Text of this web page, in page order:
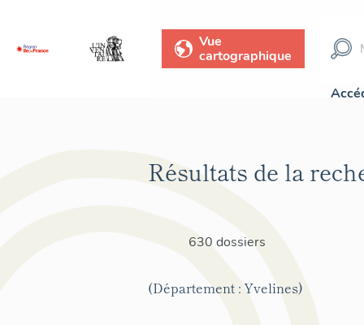
Vue
cartographique
Résultats de la
630 dossiers
(Département : Yvelines)